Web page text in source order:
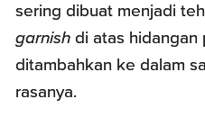
sering dibuat menjadi
garnish di atas hidangan
ditambahkan ke dalam
rasanya.